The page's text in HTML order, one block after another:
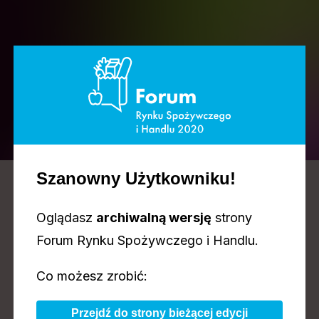
PRELEGENCI
Szanowny Użytkowniku!
Oglądasz archiwalną wersję strony
Forum Rynku Spożywczego i Handlu.
Co możesz zrobić:
Przejdź do strony bieżącej edycji